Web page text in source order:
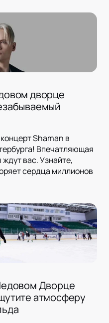
дворце
Shaman в
Впечатляющая
вас. Узнайте,
сердца миллионов
Дворце
атмосферу